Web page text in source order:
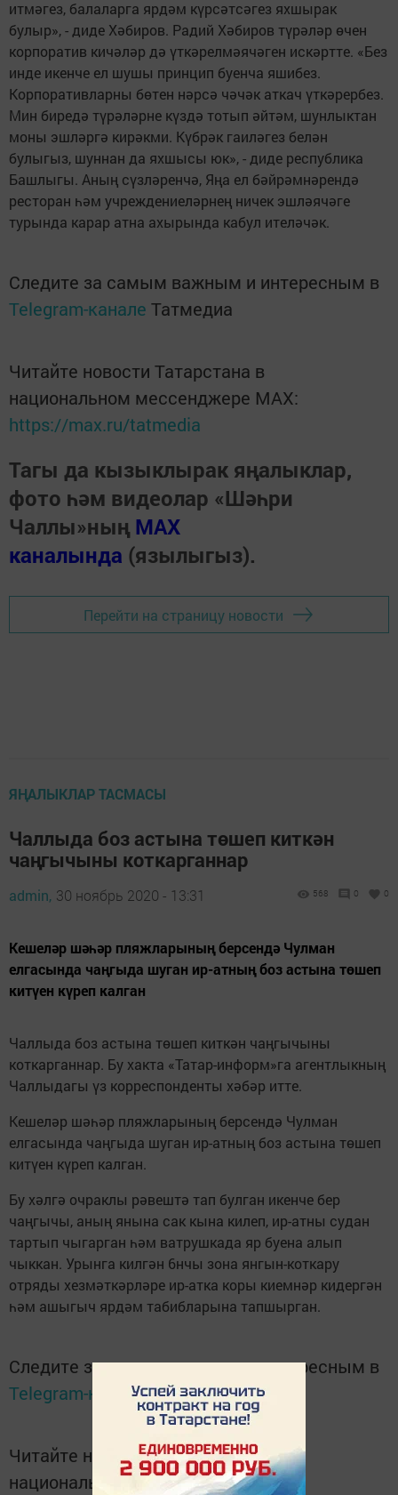
итмәгез, балаларга ярдәм күрсәтсәгез яхшырак
булыр», - диде Хәбиров. Радий Хәбиров түрәләр өчен
корпоратив кичәләр дә үткәрелмәячәген искәртте. «Без
инде икенче ел шушы принцип буенча яшибез.
Корпоративларны бөтен нәрсә чәчәк аткач үткәрербез.
Мин биредә түрәләрне күздә тотып әйтәм, шунлыктан
моны эшләргә кирәкми. Күбрәк гаиләгез белән
булыгыз, шуннан да яхшысы юк», - диде республика
Башлыгы. Аның сүзләренчә, Яңа ел бәйрәмнәрендә
ресторан һәм учреждениеләрнең ничек эшләячәге
турында карар атна ахырында кабул ителәчәк.
Следите за самым важным и интересным в
Telegram-канале Татмедиа
Читайте новости Татарстана в
национальном мессенджере MАХ:
https://max.ru/tatmedia
Тагы да кызыклырак яңалыклар,
фото һәм видеолар «Шәһри
Чаллы»ның MAX
каналында (язылыгыз).
Перейти на страницу новости
ЯҢАЛЫКЛАР ТАСМАСЫ
Чаллыда боз астына төшеп киткән
чаңгычыны коткарганнар
admin, 30 ноябрь 2020 - 13:31 568 0 0
Кешеләр шәһәр пляжларының берсендә Чулман
елгасында чаңгыда шуган ир-атның боз астына төшеп
китүен күреп калган
Чаллыда боз астына төшеп киткән чаңгычыны
коткарганнар. Бу хакта «Татар-информ»га агентлыкның
Чаллыдагы үз корреспонденты хәбәр итте.
Кешеләр шәһәр пляжларының берсендә Чулман
елгасында чаңгыда шуган ир-атның боз астына төшеп
китүен күреп калган.
Бу хәлгә очраклы рәвештә тап булган икенче бер
чаңгычы, аның янына сак кына килеп, ир-атны судан
тартып чыгарган һәм ватрушкада яр буена алып
чыккан. Урынга килгән 6нчы зона янгын-коткару
отряды хезмәткәрләре ир-атка коры киемнәр кидергән
һәм ашыгыч ярдәм табибларына тапшырган.
Следите за самым важным и интересным в
Telegram-каналеТатмедиа
Читайте новости Татарстана в
национальном мессенджере MАХ: